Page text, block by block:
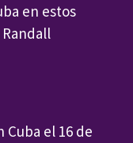
en estos
Cuba el 16 de